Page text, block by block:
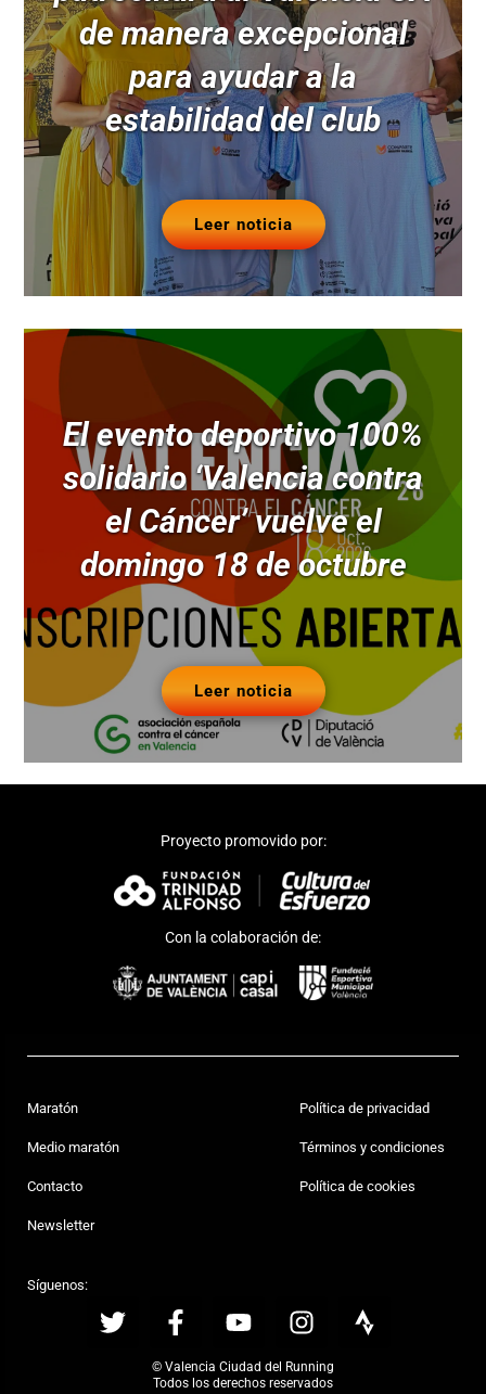
de manera excepcional
para ayudar a la
estabilidad del club
Leer noticia
El evento deportivo 100%
solidario ‘Valencia contra
el Cáncer’ vuelve el
domingo 18 de octubre
Leer noticia
Proyecto promovido por:
Con la colaboración de:
Maratón
Medio maratón
Contacto
Newsletter
Política de privacidad
Términos y condiciones
Política de cookies
Síguenos:
© Valencia Ciudad del Running
Todos los derechos reservados